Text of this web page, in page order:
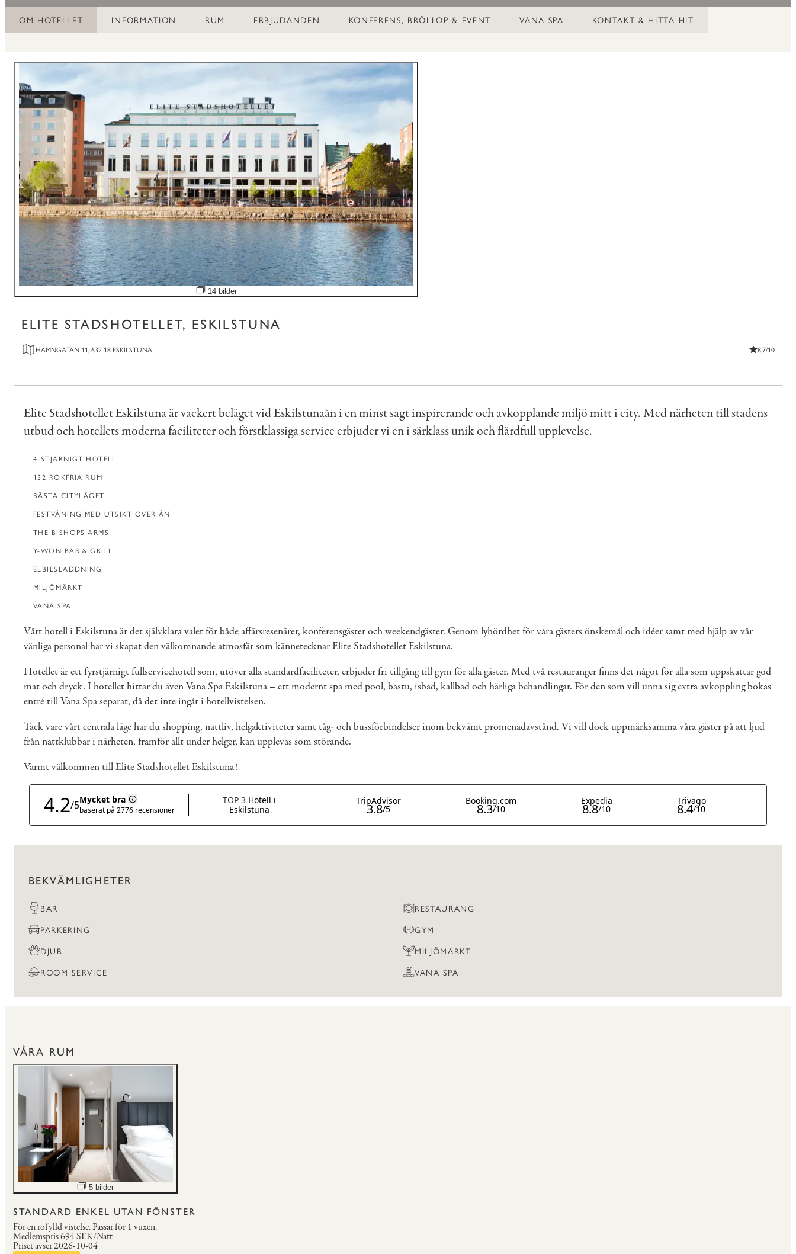
OM HOTELLET INFORMATION RUM ERBJUDANDEN KONFERENS, BRÖLLOP & EVENT VANA SPA KONTAKT & HITTA HIT
Öppna bildspel
14 bilder
ELITE STADSHOTELLET, ESKILSTUNA
HAMNGATAN 11, 632 18 ESKILSTUNA 8,7/10
Elite Stadshotellet Eskilstuna är vackert beläget vid Eskilstunaån i en minst sagt inspirerande och avkopplande miljö mitt i city. Med närheten till stadens
utbud och hotellets moderna faciliteter och förstklassiga service erbjuder vi en i särklass unik och flärdfull upplevelse.
4-STJÄRNIGT HOTELL
132 RÖKFRIA RUM
BÄSTA CITYLÄGET
FESTVÅNING MED UTSIKT ÖVER ÅN
THE BISHOPS ARMS
Y-WON BAR & GRILL
ELBILSLADDNING
MILJÖMÄRKT
VANA SPA
Vårt hotell i Eskilstuna är det självklara valet för både affärsresenärer, konferensgäster och weekendgäster. Genom lyhördhet för våra gästers önskemål och idéer samt med hjälp av vår
vänliga personal har vi skapat den välkomnande atmosfär som kännetecknar Elite Stadshotellet Eskilstuna.
Hotellet är ett fyrstjärnigt fullservicehotell som, utöver alla standardfaciliteter, erbjuder fri tillgång till gym för alla gäster. Med två restauranger finns det något för alla som uppskattar god
mat och dryck. I hotellet hittar du ävenVana Spa Eskilstuna – ett modernt spa med pool, bastu, isbad, kallbad och härliga behandlingar. För den som vill unna sig extra avkoppling bokas
entré till Vana Spa separat, då det inte ingår i hotellvistelsen.
Tack vare vårt centrala läge har du shopping, nattliv, helgaktiviteter samt tåg- och bussförbindelser inom bekvämt promenadavstånd. Vi vill dock uppmärksamma våra gäster på att ljud
från nattklubbar i närheten, framför allt under helger, kan upplevas som störande.
Varmt välkommen till Elite Stadshotellet Eskilstuna!
BEKVÄMLIGHETER
BAR
RESTAURANG
PARKERING
GYM
DJUR
MILJÖMÄRKT
ROOM SERVICE
VANA SPA
VÅRA RUM
Öppna bildspel
5 bilder
STANDARD ENKEL UTAN FÖNSTER
För en rofylld vistelse.Passar för 1 vuxen.
Medlemspris694 SEK/Natt
Priset avser 2026-10-04